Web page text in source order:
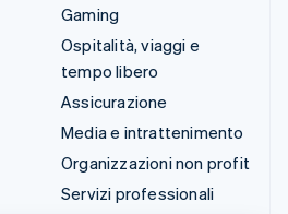
Gaming
Ospitalità, viaggi e
tempo libero
Assicurazione
Media e intrattenimento
Organizzazioni non profit
Servizi professionali